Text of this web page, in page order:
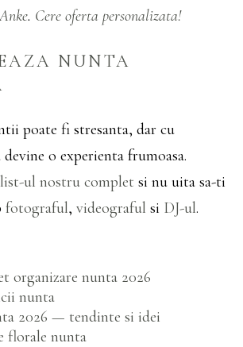
. Cere oferta personalizata!
NUNTA
poate fi stresanta, dar cu
o experienta frumoasa.
ul nostru complet si nu uita sa-ti
fotograful, videograful si DJ-ul.
organizare nunta 2026
nunta
2026 — tendinte si idei
florale nunta